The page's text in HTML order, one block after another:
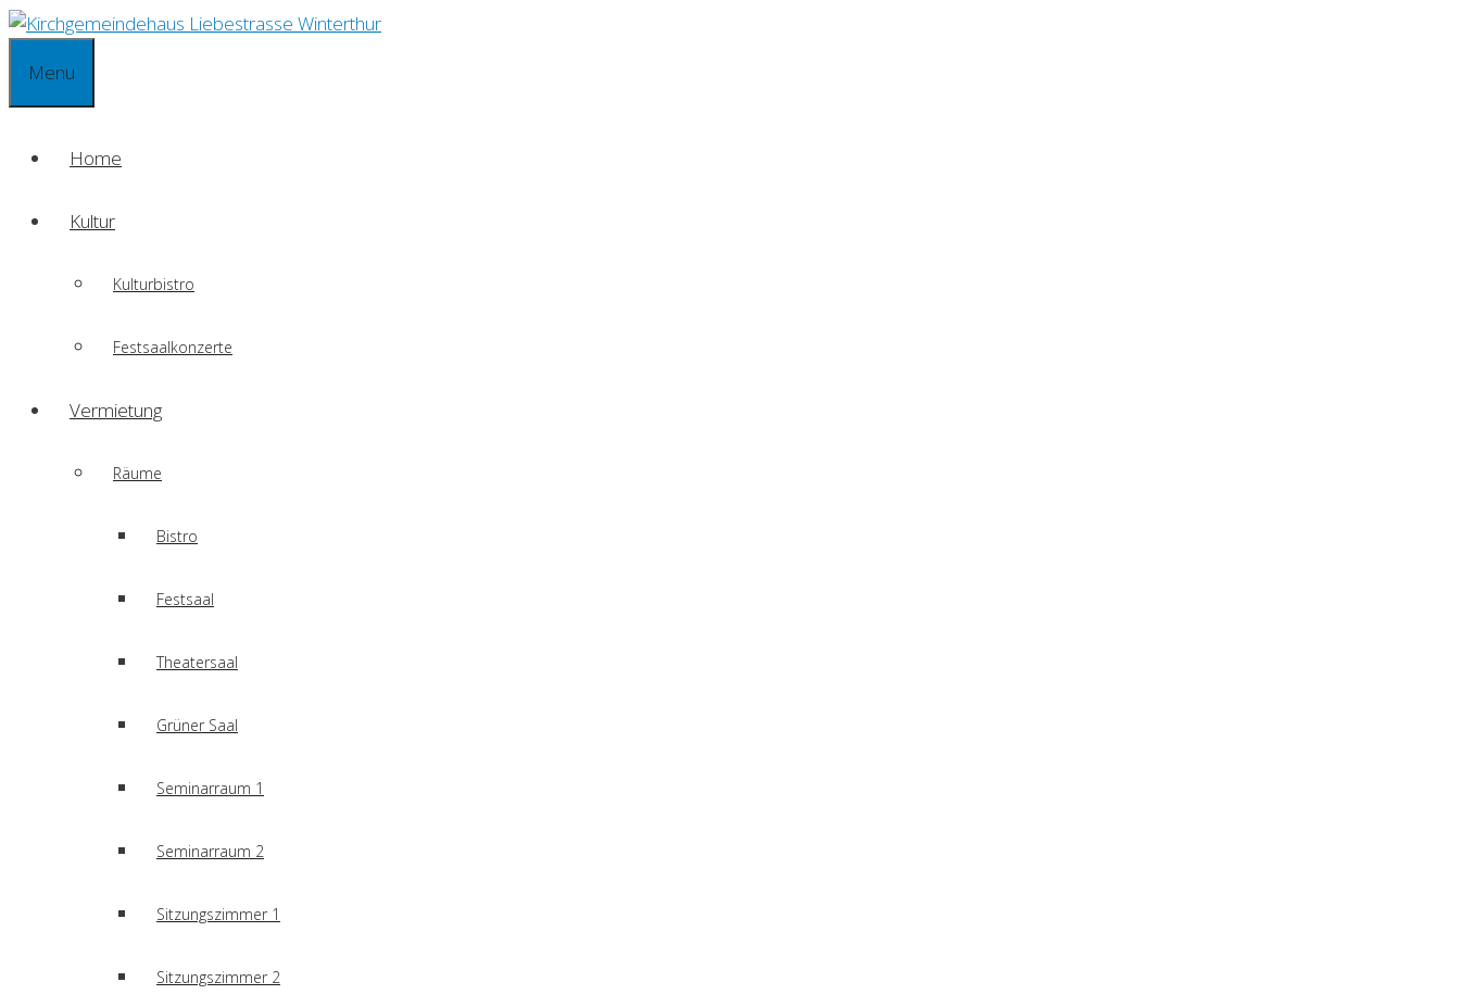
Springe
Inhalt
Menu
Home
Kultur
Kulturbistro
Festsaalkonzerte
Vermietung
Räume
Bistro
Festsaal
Theatersaal
Grüner Saal
Seminarraum 1
Seminarraum 2
Sitzungszimmer 1
Sitzungszimmer 2